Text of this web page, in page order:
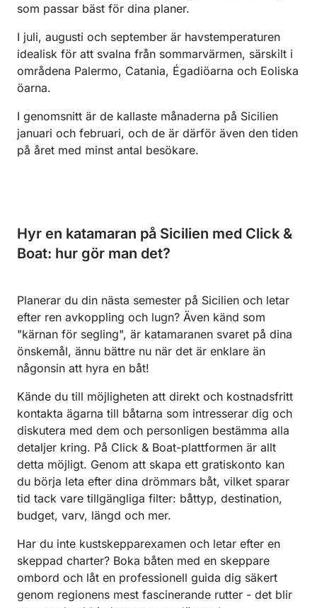
som passar bäst för dina planer.
I juli, augusti och september är havstemperaturen
idealisk för att svalna från sommarvärmen, särskilt i
områdena Palermo, Catania, Égadiöarna och Eoliska
öarna.
I genomsnitt är de kallaste månaderna på Sicilien
januari och februari, och de är därför även den tiden
på året med minst antal besökare.
Hyr en katamaran på Sicilien med Click &
Boat: hur gör man det?
Planerar du din nästa semester på Sicilien och letar
efter ren avkoppling och lugn? Även känd som
"kärnan för segling", är katamaranen svaret på dina
önskemål, ännu bättre nu när det är enklare än
någonsin att hyra en båt!
Kände du till möjligheten att direkt och kostnadsfritt
kontakta ägarna till båtarna som intresserar dig och
diskutera med dem och personligen bestämma alla
detaljer kring. På Click & Boat-plattformen är allt
detta möjligt. Genom att skapa ett gratiskonto kan
du börja leta efter dina drömmars båt, vilket sparar
tid tack vare tillgängliga filter: båttyp, destination,
budget, varv, längd och mer.
Har du inte kustskepparexamen och letar efter en
skeppad charter? Boka båten med en skeppare
ombord och låt en professionell guida dig säkert
genom regionens mest fascinerande rutter - det blir